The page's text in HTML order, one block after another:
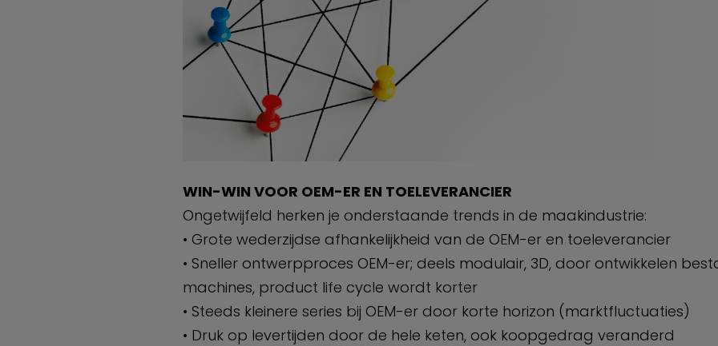
WIN-WIN VOOR OEM-ER EN TOELEVERANCIER
Ongetwijfeld herken je onderstaande trends in de maakindustrie:
• Grote wederzijdse afhankelijkheid van de OEM-er en toeleverancier
• Sneller ontwerpproces OEM-er; deels modulair, 3D, door ontwikkelen
machines, product life cycle wordt korter
• Steeds kleinere series bij OEM-er door korte horizon (marktfluctuaties)
• Druk op levertijden door de hele keten, ook koopgedrag veranderd